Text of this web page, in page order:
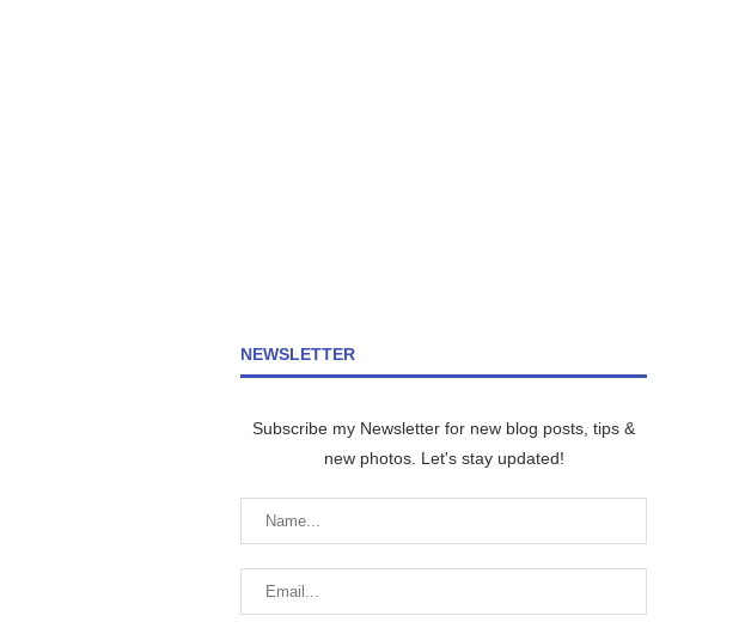
NEWSLETTER
Subscribe my Newsletter for new blog posts, tips &
new photos. Let's stay updated!